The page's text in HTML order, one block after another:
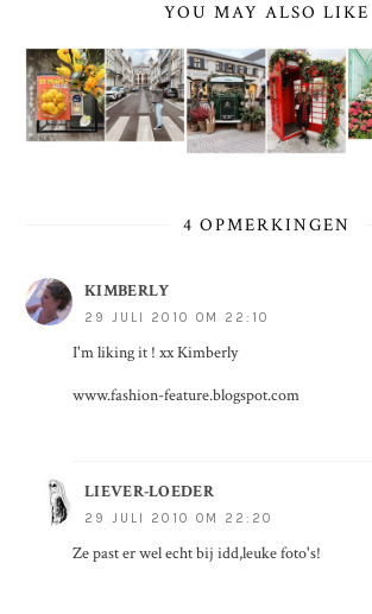
YOU MAY ALSO LIKE
4 OPMERKINGEN
KIMBERLY
29 JULI 2010 OM 22:10
I'm liking it ! xx Kimberly
www.fashion-feature.blogspot.com
LIEVER-LOEDER
29 JULI 2010 OM 22:20
Ze past er wel echt bij idd,leuke foto's!